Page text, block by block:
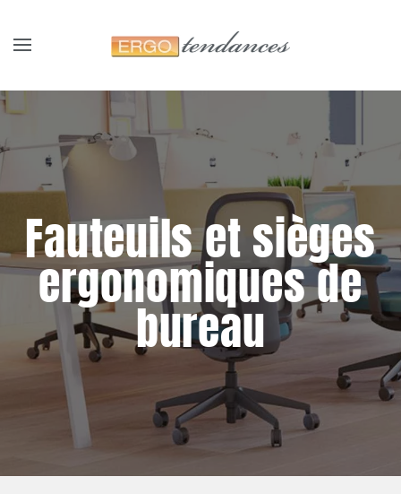
Skip to main content
Fauteuils et sièges
ergonomiques de
bureau